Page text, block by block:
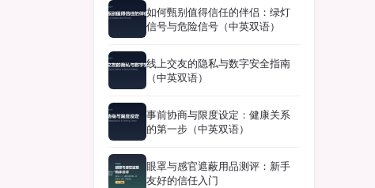
如何甄别值得信任的伴侣：绿灯
信号与危险信号（中英双语）
线上交友的隐私与数字安全指南
（中英双语）
事前协商与限度设定：健康关系
的第一步（中英双语）
眼罩与感官遮蔽用品测评：新手
友好的信任入门